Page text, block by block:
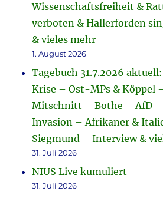
Wissenschaftsfreiheit &
verboten & Hallerforden
& vieles mehr
1. August 2026
Tagebuch 31.7.2026
Krise – Ost-MPs & Köppel
Mitschnitt – Bothe – AfD –
Invasion – Afrikaner &
Siegmund – Interview &
31. Juli 2026
NIUS Live kumuliert
31. Juli 2026